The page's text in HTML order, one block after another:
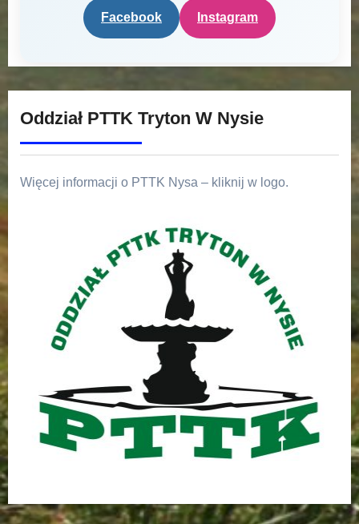
Facebook Instagram
Oddział PTTK Tryton W Nysie
Więcej informacji o PTTK Nysa – kliknij w logo.